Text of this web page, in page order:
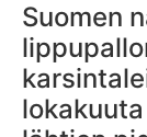
Suomen